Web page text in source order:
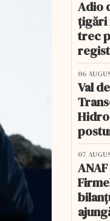
Adio
țigări
trec
06
Val
07